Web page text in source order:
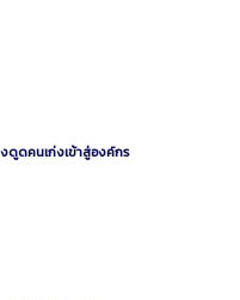
ดูดคนเก่งเข้าสู่องค์กร